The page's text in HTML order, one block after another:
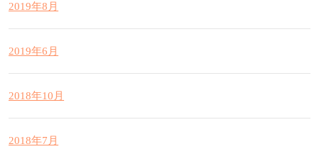
2019年8月
2019年6月
2018年10月
2018年7月